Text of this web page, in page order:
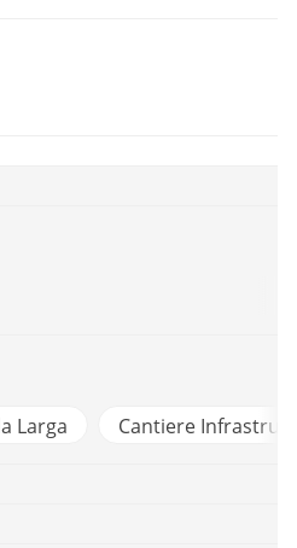
Cantiere Infrastruttura